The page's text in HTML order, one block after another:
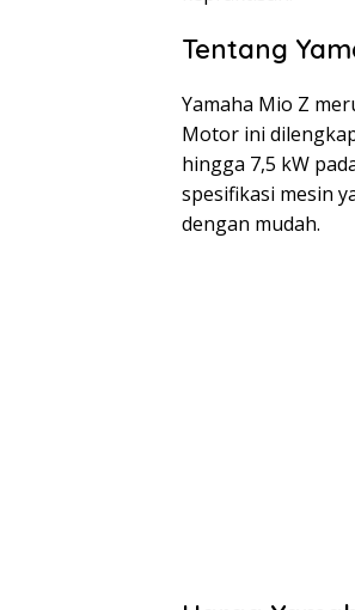
Tentang
Yamaha Mio Z
Motor ini
hingga 7,5 kW
spesifikasi mesin
dengan mudah.